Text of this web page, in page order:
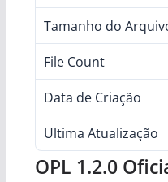
Tamanho do
File Count
Data de Criação
Ultima Atualização
OPL 1.2.0